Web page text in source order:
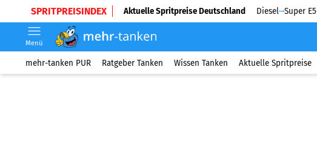
SPRITPREISINDEX Aktuelle Spritpreise Deutschland Diesel Super E5
Menü
mehr-tanken PUR Ratgeber Tanken Wissen Tanken Aktuelle Spritpreise